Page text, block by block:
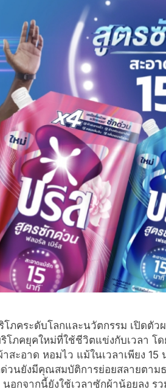
โภคระดับโลกและนวัตกรรม เปิดตั
ภคยุคใหม่ที่ใช้ชีวิตแข่งกับเวลา โ
สะอาด หอมไว แม้ในเวลาเพียง
วนยังมีคุณสมบัติการย่อยสลายตาม
อกจากนี้ยังใช้เวลาซักผ้าน้อยลง ร